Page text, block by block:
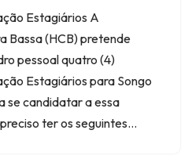
Estagiários A
Bassa (HCB) pretende
pessoal quatro (4)
Estagiários para Songo
se candidatar a essa
ter os seguintes…